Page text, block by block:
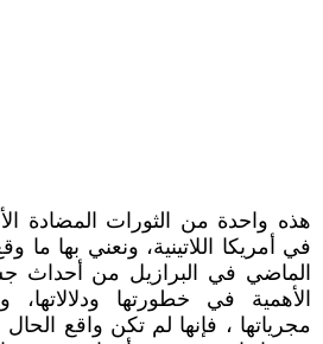
هذه واحدة من الثورات المضادة
في أمريكا اللاتينية، ونعني بها
الماضي في البرازيل من
الأهمية في خطورتها ودلالاتها،
مجرياتها ، فإنها لم تكن واقع